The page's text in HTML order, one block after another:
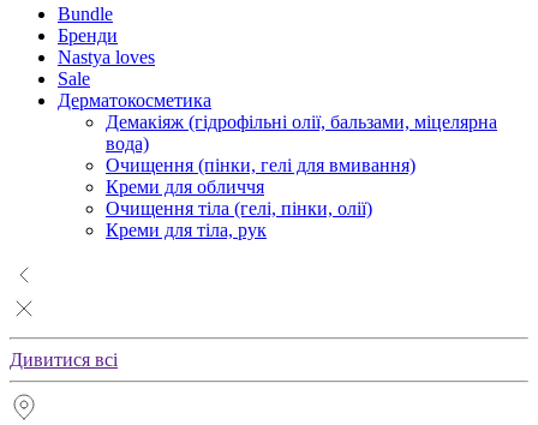
Bundle
Бренди
Nastya loves
Sale
Дерматокосметика
Демакіяж (гідрофільні олії, бальзами, міцелярна
вода)
Очищення (пінки, гелі для вмивання)
Креми для обличчя
Очищення тіла (гелі, пінки, олії)
Креми для тіла, рук
Дивитися всі